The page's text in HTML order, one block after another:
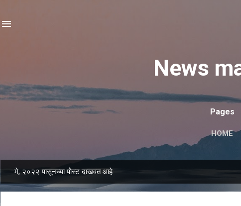
News
Pages
HOME
स्ट्स
मे, २०२२ पासूनच्या पोेस्ट दाखवत आहे